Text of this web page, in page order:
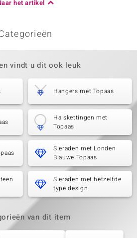
het artikel
vindt u dit ook leuk
Hangers met Topaas
Halskettingen met
Topaas
Sieraden met Londen
Blauwe Topaas
Sieraden met hetzelfde
type design
van dit item